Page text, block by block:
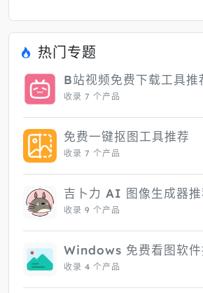
热门专题
B站视频免费下载工具推
收录 7 个产品
免费一键抠图工具推荐
收录 7 个产品
吉卜力 AI 图像生成器推
收录 9 个产品
Windows 免费看图软件
收录 4 个产品